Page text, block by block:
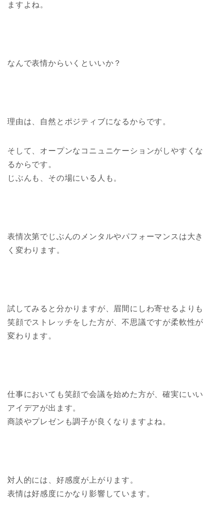
ますよね。
なんで表情からいくといいか？
理由は、自然とポジティブになるからです。
そして、オープンなコニュニケーションがしやすくな
るからです。
じぶんも、その場にいる人も。
表情次第でじぶんのメンタルやパフォーマンスは大き
く変わります。
試してみると分かりますが、眉間にしわ寄せるよりも
笑顔でストレッチをした方が、不思議ですが柔軟性が
変わります。
仕事においても笑顔で会議を始めた方が、確実にいい
アイデアが出ます。
商談やプレゼンも調子が良くなりますよね。
対人的には、好感度が上がります。
表情は好感度にかなり影響しています。